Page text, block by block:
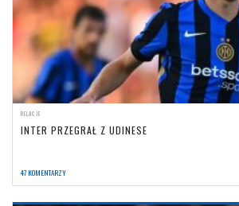
RELACJE
INTER PRZEGRAŁ Z UDINESE
47 KOMENTARZY